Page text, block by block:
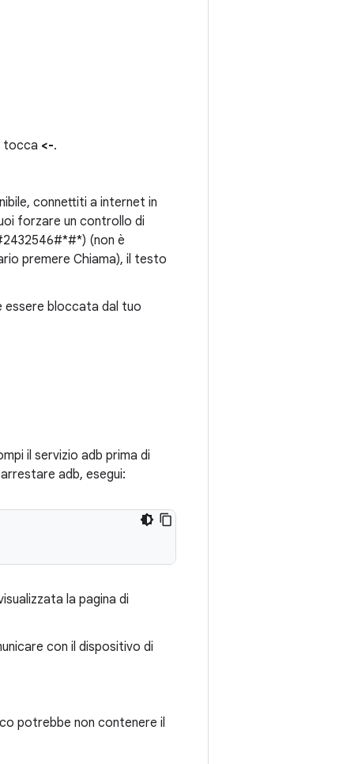
tocca <-.
connettiti a internet in
forzare un controllo di
(non è
premere Chiama), il testo
essere bloccata dal tuo
il servizio adb prima di
adb, esegui:
la pagina di
con il dispositivo di
potrebbe non contenere il